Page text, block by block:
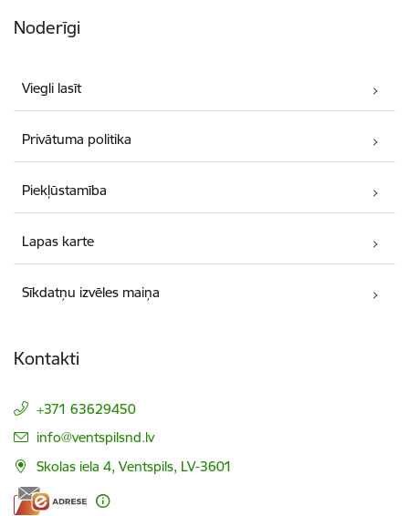
Noderīgi
Viegli lasīt
Privātuma politika
Piekļūstamība
Lapas karte
Sīkdatņu izvēles maiņa
Kontakti
+371 63629450
E-pasts:
info@ventspilsnd.lv
Skolas iela 4, Ventspils, LV-3601